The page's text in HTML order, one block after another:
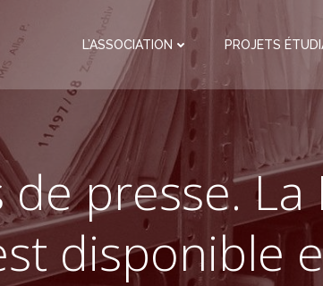
L’ASSOCIATION PROJETS
de presse.
disponible